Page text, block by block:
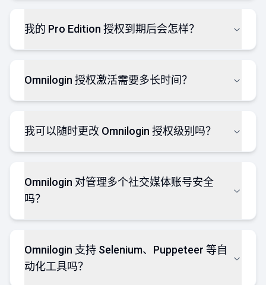
我的 Pro Edition 授权到期后会怎样？
Omnilogin 授权激活需要多长时间？
我可以随时更改 Omnilogin 授权级别吗？
Omnilogin 对管理多个社交媒体账号安全
吗？
Omnilogin 支持 Selenium、Puppeteer 等自
动化工具吗？